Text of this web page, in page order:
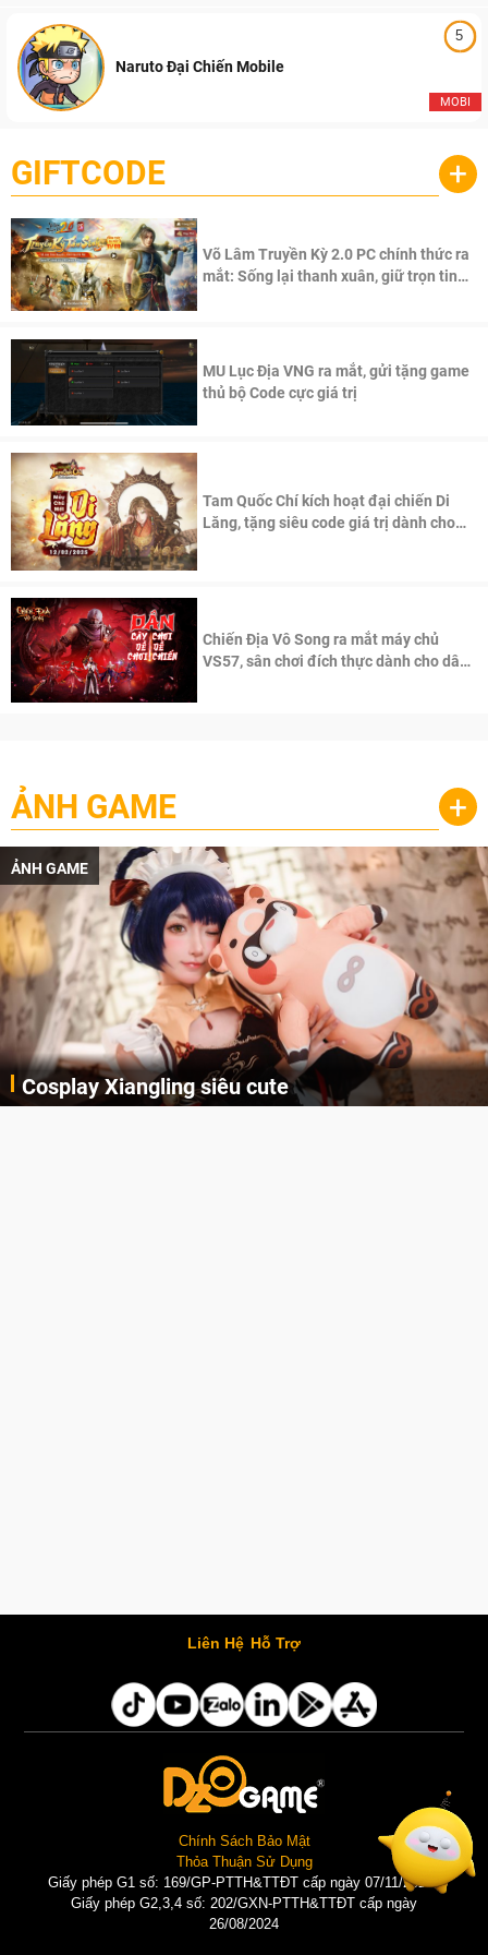
5
MOBI
Naruto Đại Chiến Mobile
GIFTCODE +
Võ Lâm Truyền Kỳ 2.0 PC chính thức ra
mắt: Sống lại thanh xuân, giữ trọn tinh
MU Lục Địa VNG ra mắt, gửi tặng game
thủ bộ Code cực giá trị
Tam Quốc Chí kích hoạt đại chiến Di
Lăng, tặng siêu code giá trị dành cho
Chiến Địa Vô Song ra mắt máy chủ
VS57, sân chơi đích thực dành cho dân
ẢNH GAME +
ẢNH GAME
Lala Croft vừa nóng vừa xinh dưới nét vẽ của
AI
Liên Hệ Hỗ Trợ
Chính Sách Bảo Mật
Thỏa Thuận Sử Dụng
Giấy phép G1 số: 169/GP-PTTH&TTĐT cấp ngày 07/11/2025 |
Giấy phép G2,3,4 số: 202/GXN-PTTH&TTĐT cấp ngày
26/08/2024